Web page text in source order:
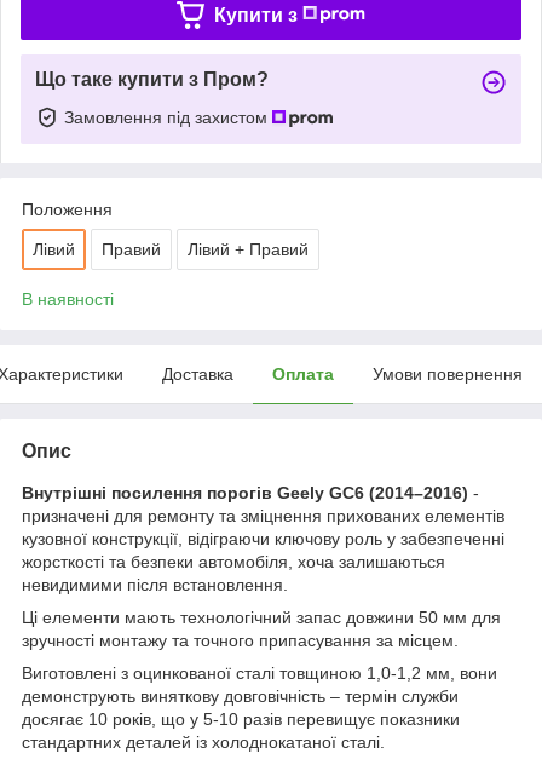
Купити з
Що таке купити з Пром?
Замовлення під захистом
Положення
Лівий Правий Лівий + Правий
В наявності
Доставка Оплата Умови повернення
Опис
Внутрішні посилення порогів Geely GC6 (2014–2016) -
призначені для ремонту та зміцнення прихованих елементів
кузовної конструкції, відіграючи ключову роль у забезпеченні
жорсткості та безпеки автомобіля, хоча залишаються
невидимими після встановлення.
Ці елементи мають технологічний запас довжини 50 мм для
зручності монтажу та точного припасування за місцем.
Виготовлені з оцинкованої сталі товщиною 1,0-1,2 мм, вони
демонструють виняткову довговічність – термін служби
досягає 10 років, що у 5-10 разів перевищує показники
стандартних деталей із холоднокатаної сталі.